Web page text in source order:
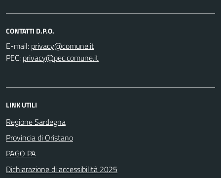
CONTATTI D.P.O.
E-mail:
PEC:
LINK UTILI
Regione Sardegna
Provincia di Oristano
PAGO PA
Dichiarazione di accessibilità 2025